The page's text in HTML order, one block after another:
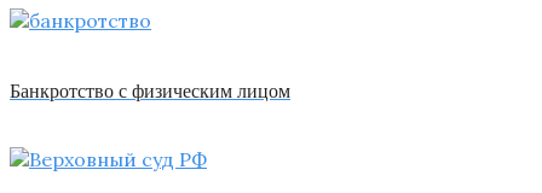
Банкротство с физическим лицом